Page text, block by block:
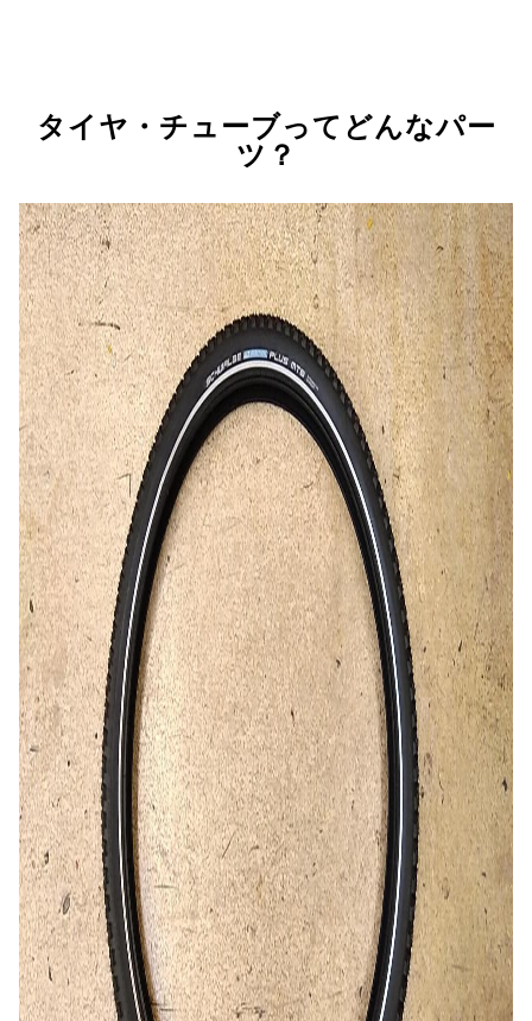
タイヤ・チューブってどんなパー
ツ？